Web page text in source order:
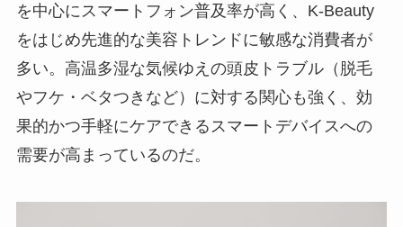
を中心にスマートフォン普及率が高く、K-Beauty
をはじめ先進的な美容トレンドに敏感な消費者が
多い。高温多湿な気候ゆえの頭皮トラブル（脱毛
やフケ・ベタつきなど）に対する関心も強く、効
果的かつ手軽にケアできるスマートデバイスへの
需要が高まっているのだ。